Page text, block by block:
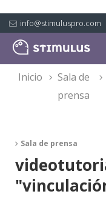
info@stimuluspro.com
inicio
sala de
prensa
Sala de prensa